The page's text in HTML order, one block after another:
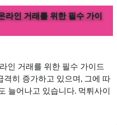
라인 거래를 위한 필수 가이
인 거래를 위한 필수 가이드
격히 증가하고 있으며, 그에 따
늘어나고 있습니다. 먹튀사이